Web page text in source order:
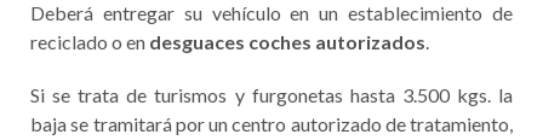
Deberá entregar su vehículo en un establecimiento de
reciclado o en desguaces coches autorizados.
Si se trata de turismos y furgonetas hasta 3.500 kgs. la
baja se tramitará por un centro autorizado de tratamiento,